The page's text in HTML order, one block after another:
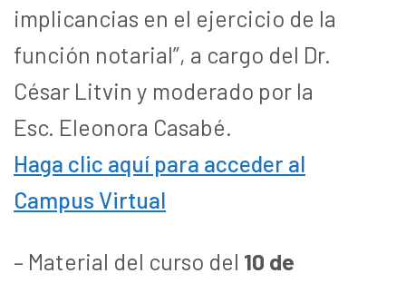
implicancias en el ejercicio de la
función notarial”, a cargo del Dr.
César Litvin y moderado por la
Esc. Eleonora Casabé.
Haga clic aquí para acceder al
Campus Virtual
– Material del curso del 10 de